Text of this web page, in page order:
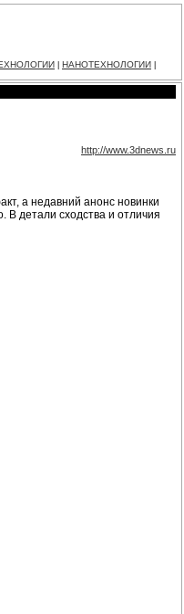
НАНОТЕХНОЛОГИИ
http://www.3dnews.ru
а недавний анонс новинки
В детали сходства и отличия